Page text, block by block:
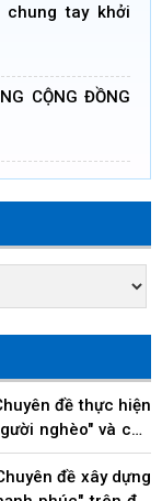
chung tay khởi
CỘNG ĐỒNG
đề thực hiện
nghèo" và các
đề xây dựng